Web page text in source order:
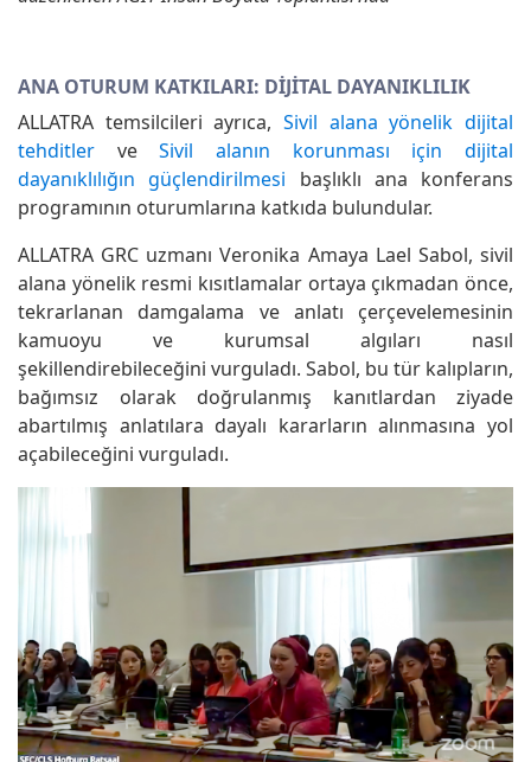
ANA OTURUM KATKILARI: DIJITAL DAYANIKLILIK
ALLATRA temsilcileri ayrıca, Sivil alana yönelik dijital
tehditler veSivil alanın korunması için dijital
dayanıklılığın güçlendirilmesi başlıklı ana konferans
programının oturumlarına katkıda bulundular.
ALLATRA GRC uzmanı Veronika Amaya Lael Sabol, sivil
alana yönelik resmi kısıtlamalar ortaya çıkmadan önce,
tekrarlanan damgalama ve anlatı çerçevelemesinin
kamuoyu ve kurumsal algıları nasıl
şekillendirebileceğini vurguladı. Sabol, bu tür kalıpların,
bağımsız olarak doğrulanmış kanıtlardan ziyade
abartılmış anlatılara dayalı kararların alınmasına yol
açabileceğini vurguladı.